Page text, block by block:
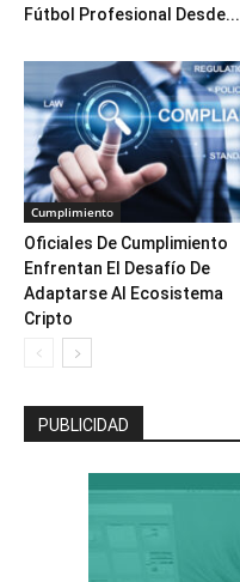
Fútbol Profesional Desde...
Cumplimiento
Oficiales De Cumplimiento
Enfrentan El Desafío De
Adaptarse Al Ecosistema
Cripto
PUBLICIDAD